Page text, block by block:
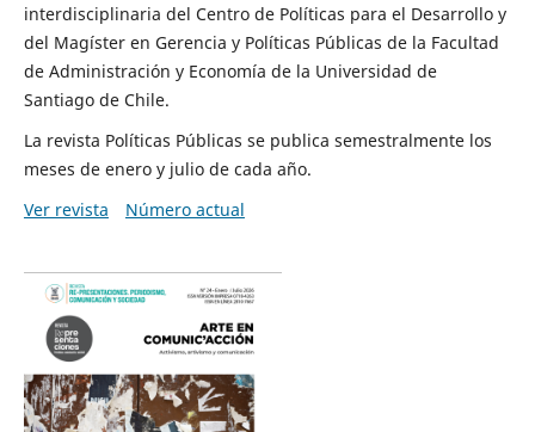
interdisciplinaria del Centro de Políticas para el Desarrollo y
del Magíster en Gerencia y Políticas Públicas de la Facultad
de Administración y Economía de la Universidad de
Santiago de Chile.
La revista Políticas Públicas se publica semestralmente los
meses de enero y julio de cada año.
Ver revista
Número actual